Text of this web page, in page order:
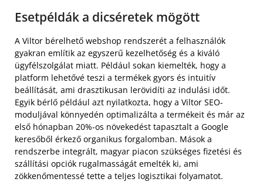
Esetpéldák a dicséretek mögött
A Viltor bérelhető webshop rendszerét a felhasználók
gyakran említik az egyszerű kezelhetőség és a kiváló
ügyfélszolgálat miatt. Például sokan kiemelték, hogy a
platform lehetővé teszi a termékek gyors és intuitív
beállítását, ami drasztikusan lerövidíti az indulási időt.
Egyik bérlő például azt nyilatkozta, hogy a Viltor SEO-
moduljával könnyedén optimalizálta a termékeit és már az
első hónapban 20%-os növekedést tapasztalt a Google
keresőből érkező organikus forgalomban. Mások a
rendszerbe integrált, magyar piacon szükséges fizetési és
szállítási opciók rugalmasságát emelték ki, ami
zökkenőmentessé tette a teljes logisztikai folyamatot.